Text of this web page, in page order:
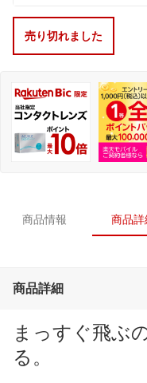
売り切れました
商品情報 商品詳
商品詳細
まっすぐ飛ぶ
る。